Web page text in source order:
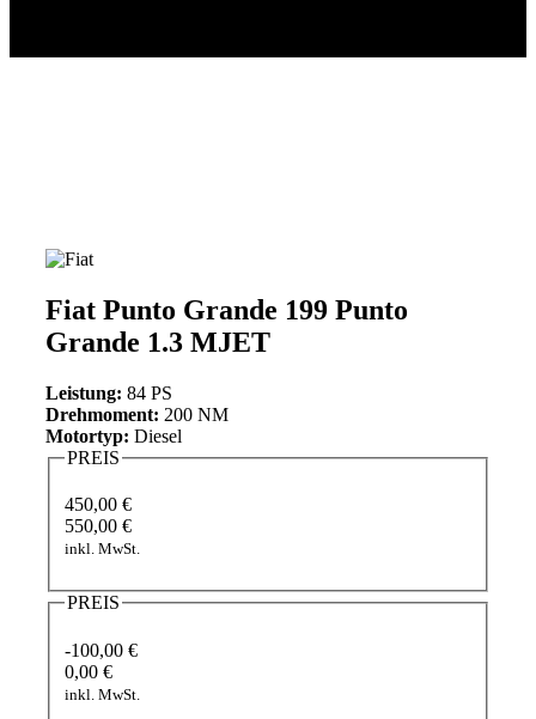
Fiat Punto Grande 199 Punto
Grande 1.3 MJET
Leistung: 84 PS
Drehmoment: 200 NM
Motortyp: Diesel
PREIS
450,00 €
550,00 €
inkl. MwSt.
PREIS
-100,00 €
0,00 €
inkl. MwSt.